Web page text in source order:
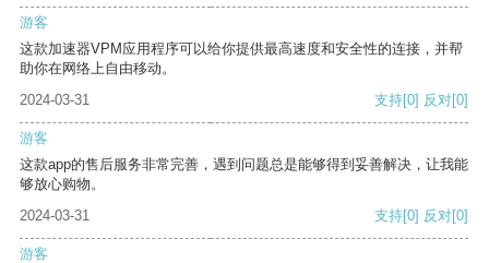
游客
这款加速器VPM应用程序可以给你提供最高速度和安全性的连接，并帮
助你在网络上自由移动。
2024-03-31
支持[0] 反对[0]
游客
这款app的售后服务非常完善，遇到问题总是能够得到妥善解决，让我能
够放心购物。
2024-03-31
支持[0] 反对[0]
游客